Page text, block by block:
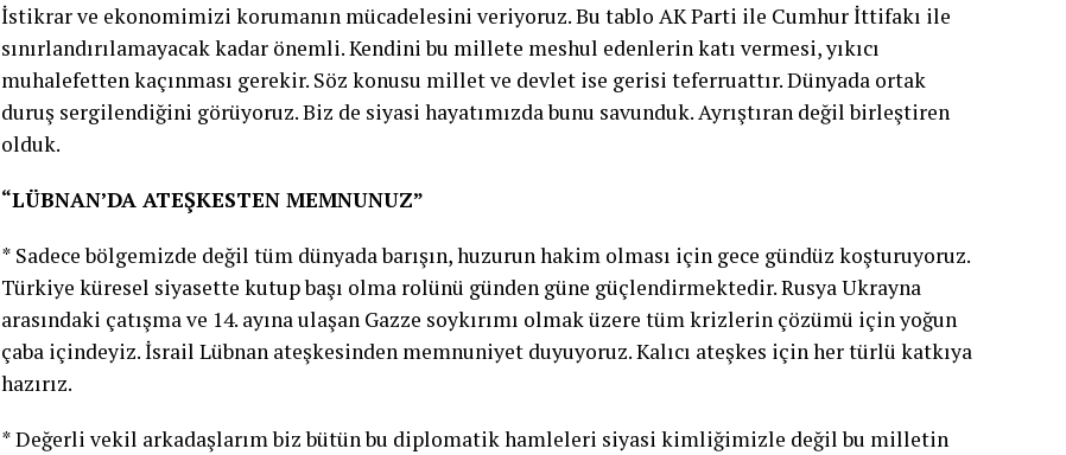
İstikrar ve ekonomimizi korumanın mücadelesini veriyoruz. Bu tablo AK Parti ile Cumhur İttifakı ile
sınırlandırılamayacak kadar önemli. Kendini bu millete meshul edenlerin katı vermesi, yıkıcı
muhalefetten kaçınması gerekir. Söz konusu millet ve devlet ise gerisi teferruattır. Dünyada ortak
duruş sergilendiğini görüyoruz. Biz de siyasi hayatımızda bunu savunduk. Ayrıştıran değil birleştiren
olduk.
“LÜBNAN’DA ATEŞKESTEN MEMNUNUZ”
* Sadece bölgemizde değil tüm dünyada barışın, huzurun hakim olması için gece gündüz koşturuyoruz.
Türkiye küresel siyasette kutup başı olma rolünü günden güne güçlendirmektedir. Rusya Ukrayna
arasındaki çatışma ve 14. ayına ulaşan Gazze soykırımı olmak üzere tüm krizlerin çözümü için yoğun
çaba içindeyiz. İsrail Lübnan ateşkesinden memnuniyet duyuyoruz. Kalıcı ateşkes için her türlü katkıya
hazırız.
* Değerli vekil arkadaşlarım biz bütün bu diplomatik hamleleri siyasi kimliğimizle değil bu milletin